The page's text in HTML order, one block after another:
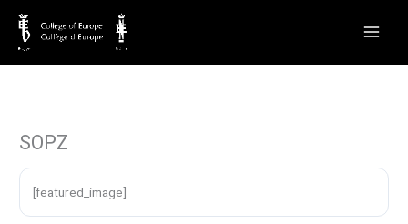
treści
SOPZ
[featured_image]